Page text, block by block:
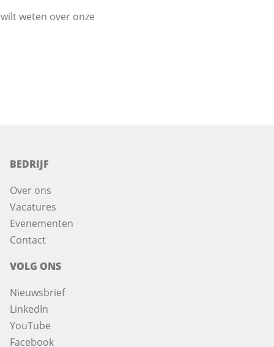
weten over onze
BEDRIJF
Over ons
Vacatures
Evenementen
Contact
VOLG ONS
Nieuwsbrief
LinkedIn
YouTube
Facebook